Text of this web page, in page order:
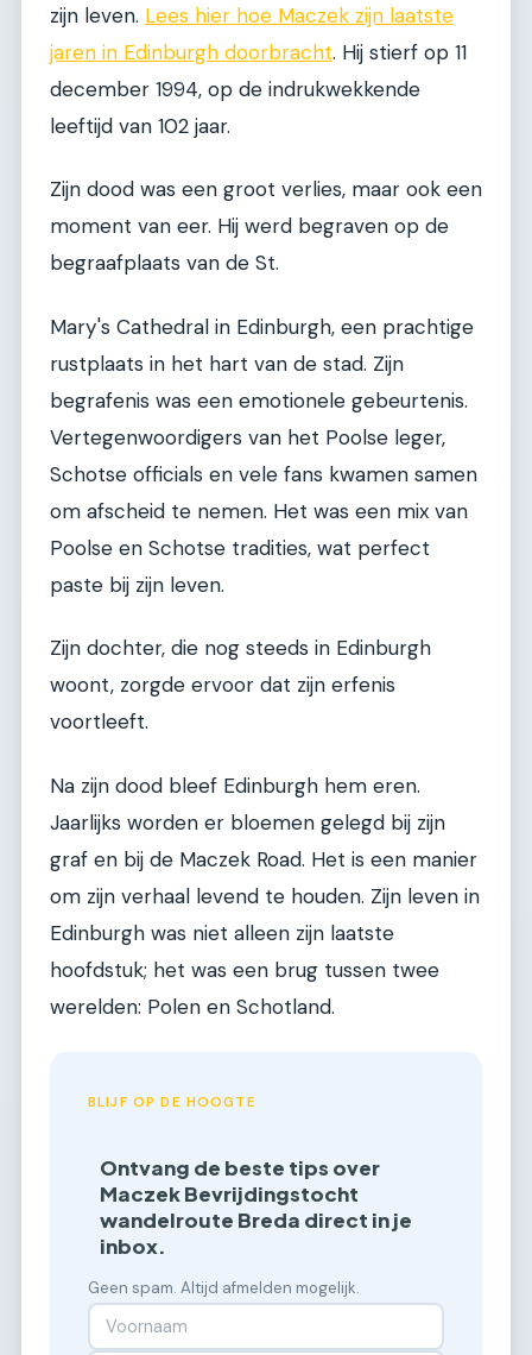
zijn leven. Lees hier hoe Maczek zijn laatste
jaren in Edinburgh doorbracht. Hij stierf op 11
december 1994, op de indrukwekkende
leeftijd van 102 jaar.
Zijn dood was een groot verlies, maar ook een
moment van eer. Hij werd begraven op de
begraafplaats van de St.
Mary's Cathedral in Edinburgh, een prachtige
rustplaats in het hart van de stad. Zijn
begrafenis was een emotionele gebeurtenis.
Vertegenwoordigers van het Poolse leger,
Schotse officials en vele fans kwamen samen
om afscheid te nemen. Het was een mix van
Poolse en Schotse tradities, wat perfect
paste bij zijn leven.
Zijn dochter, die nog steeds in Edinburgh
woont, zorgde ervoor dat zijn erfenis
voortleeft.
Na zijn dood bleef Edinburgh hem eren.
Jaarlijks worden er bloemen gelegd bij zijn
graf en bij de Maczek Road. Het is een manier
om zijn verhaal levend te houden. Zijn leven in
Edinburgh was niet alleen zijn laatste
hoofdstuk; het was een brug tussen twee
werelden: Polen en Schotland.
BLIJF OP DE HOOGTE
Ontvang de beste tips over
Maczek Bevrijdingstocht
wandelroute Breda direct in je
inbox.
Geen spam. Altijd afmelden mogelijk.